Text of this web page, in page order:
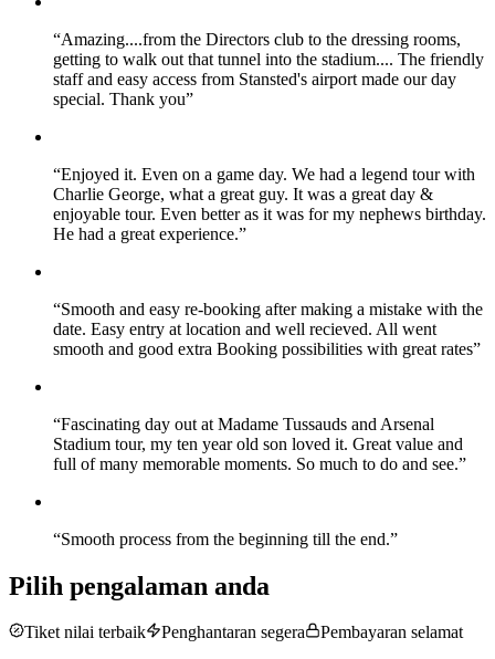
“Amazing....from the Directors club to the dressing rooms,
getting to walk out that tunnel into the stadium.... The friendly
staff and easy access from Stansted's airport made our day
special. Thank you”
“Enjoyed it. Even on a game day. We had a legend tour with
Charlie George, what a great guy. It was a great day &
enjoyable tour. Even better as it was for my nephews birthday.
He had a great experience.”
“Smooth and easy re-booking after making a mistake with the
date. Easy entry at location and well recieved. All went
smooth and good extra Booking possibilities with great rates”
“Fascinating day out at Madame Tussauds and Arsenal
Stadium tour, my ten year old son loved it. Great value and
full of many memorable moments. So much to do and see.”
“Smooth process from the beginning till the end.”
Pilih pengalaman anda
Tiket nilai terbaik Penghantaran segera
Pembayaran selamat